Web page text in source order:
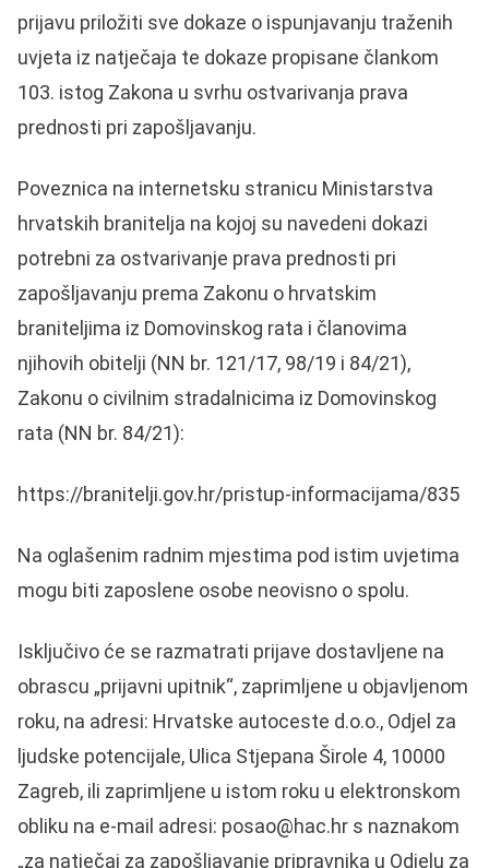
prijavu priložiti sve dokaze o ispunjavanju traženih
uvjeta iz natječaja te dokaze propisane člankom
103. istog Zakona u svrhu ostvarivanja prava
prednosti pri zapošljavanju.
Poveznica na internetsku stranicu Ministarstva
hrvatskih branitelja na kojoj su navedeni dokazi
potrebni za ostvarivanje prava prednosti pri
zapošljavanju prema Zakonu o hrvatskim
braniteljima iz Domovinskog rata i članovima
njihovih obitelji (NN br. 121/17, 98/19 i 84/21),
Zakonu o civilnim stradalnicima iz Domovinskog
rata (NN br. 84/21):
https://branitelji.gov.hr/pristup-informacijama/835
Na oglašenim radnim mjestima pod istim uvjetima
mogu biti zaposlene osobe neovisno o spolu.
Isključivo će se razmatrati prijave dostavljene na
obrascu „prijavni upitnik“, zaprimljene u objavljenom
roku, na adresi: Hrvatske autoceste d.o.o., Odjel za
ljudske potencijale, Ulica Stjepana Širole 4, 10000
Zagreb, ili zaprimljene u istom roku u elektronskom
obliku na e-mail adresi: posao@hac.hr s naznakom
„za natječaj za zapošljavanje pripravnika u Odjelu za